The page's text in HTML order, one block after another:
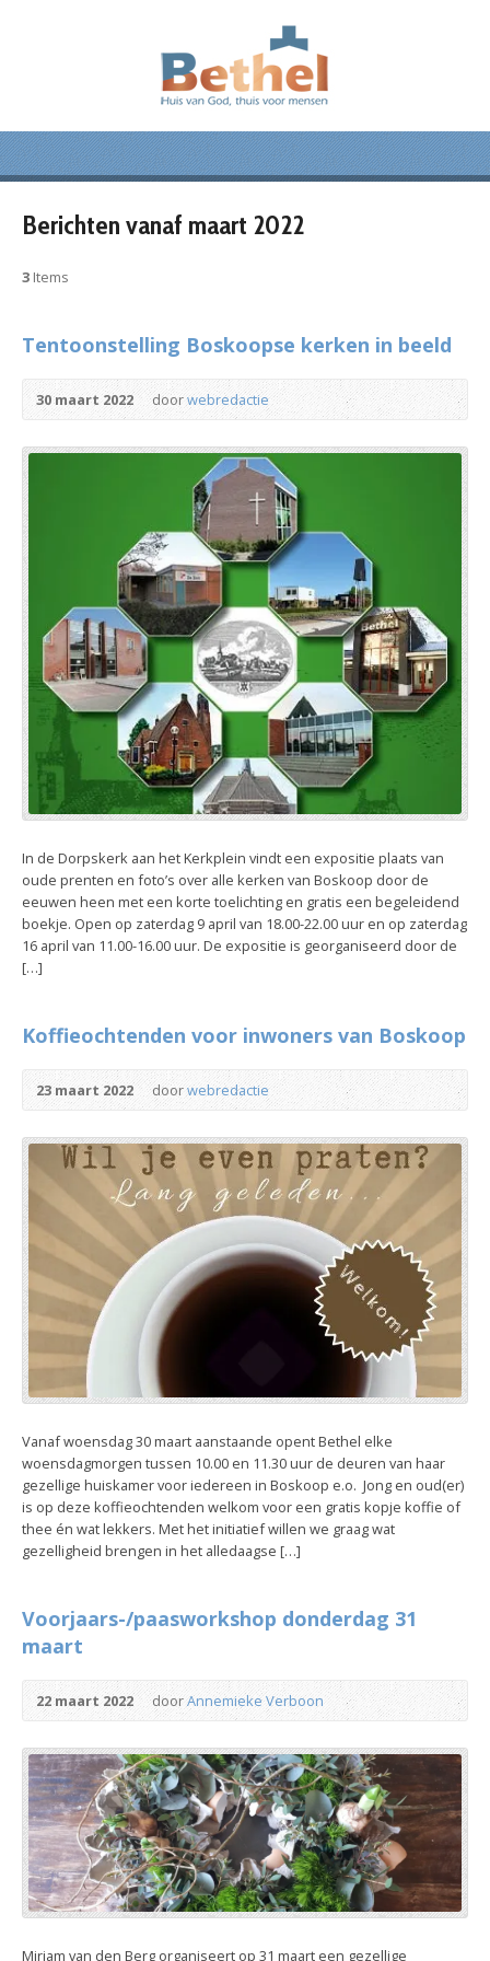
Berichten vanaf maart 2022
3 Items
Tentoonstelling Boskoopse kerken in beeld
30 maart 2022 doorwebredactie
In de Dorpskerk aan het Kerkplein vindt een expositie plaats van
oude prenten en foto’s over alle kerken van Boskoop door de
eeuwen heen met een korte toelichting en gratis een begeleidend
boekje. Open op zaterdag 9 april van 18.00-22.00 uur en op zaterdag
16 april van 11.00-16.00 uur. De expositie is georganiseerd door de
[…]
Koffieochtenden voor inwoners van Boskoop
23 maart 2022 doorwebredactie
Vanaf woensdag 30 maart aanstaande opent Bethel elke
woensdagmorgen tussen 10.00 en 11.30 uur de deuren van haar
gezellige huiskamer voor iedereen in Boskoop e.o. Jong en oud(er)
is op deze koffieochtenden welkom voor een gratis kopje koffie of
thee én wat lekkers. Met het initiatief willen we graag wat
gezelligheid brengen in het alledaagse […]
Voorjaars-/paasworkshop donderdag 31
maart
22 maart 2022 doorAnnemieke Verboon
Miriam van den Berg organiseert op 31 maart een gezellige